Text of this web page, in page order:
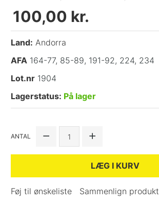
100,00 kr.
Land: Andorra
AFA 164-77, 85-89, 191-92, 224, 234
Lot.nr 1904
Lagerstatus: På lager
ANTAL
LÆG I KURV
Føj til ønskeliste Sammenlign produkt